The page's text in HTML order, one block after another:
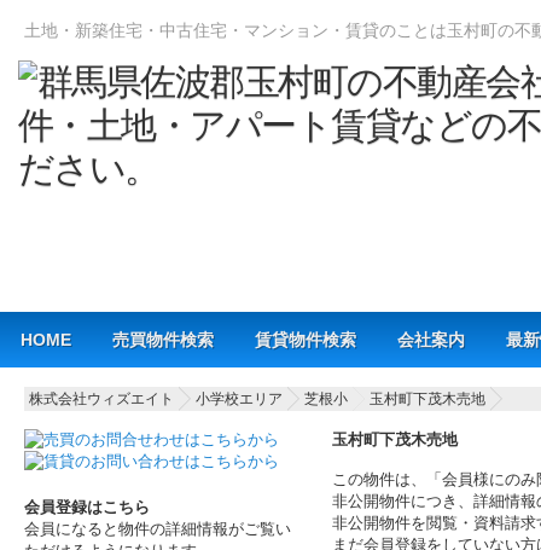
土地・新築住宅・中古住宅・マンション・賃貸のことは玉村町の
HOME 売買物件検索 賃貸物件検索 会社案内 最
株式会社ウィズエイト 小学校エリア 芝根小 玉村町下茂木売地
玉村町下茂木売地
この物件は、「会員様にの
非公開物件につき、詳細情
非公開物件を閲覧・資料請
まだ会員登録をしていない
会員登録はこちら
会員になると物件の詳細情報がご覧い